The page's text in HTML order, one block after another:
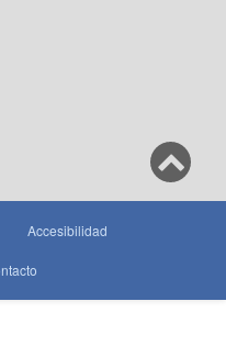
Accesibilidad